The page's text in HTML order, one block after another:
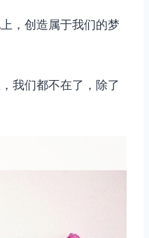
，创造属于我们的梦
我们都不在了，除了